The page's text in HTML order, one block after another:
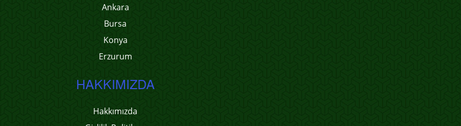
Ankara
Bursa
Konya
Erzurum
HAKKIMIZDA
Hakkımızda